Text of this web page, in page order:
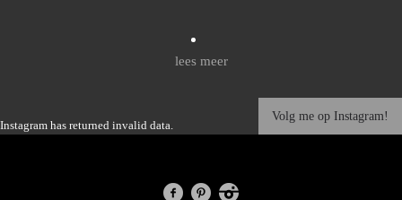
lees meer
Instagram has returned invalid data.
Volg me op Instagram!